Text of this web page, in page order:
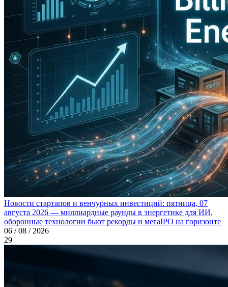
Новости стартапов и венчурных инвестиций: пятница, 07
августа 2026 — миллиардные раунды в энергетике для ИИ,
оборонные технологии бьют рекорды и мегаIPO на горизонте
06 / 08 / 2026
29